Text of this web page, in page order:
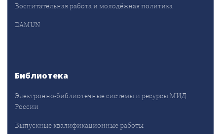
Воспитательная работа и молодёжная политика
DAMUN
Библиотека
Электронно-библиотечные системы и ресурсы МИД
России
Выпускные квалификационные работы